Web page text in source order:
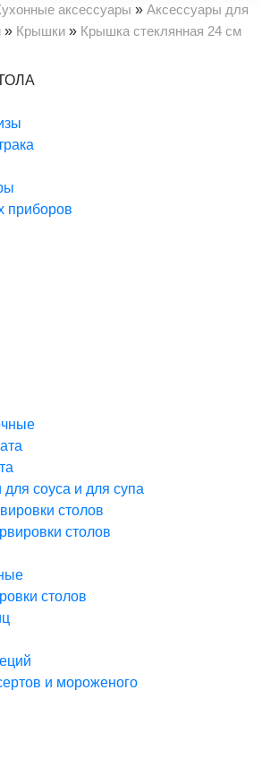
аксессуары » Аксессуары для
» Крышки » Крышка стеклянная 24 см
приборов
соуса и для супа
столов
столов
столов
и мороженого